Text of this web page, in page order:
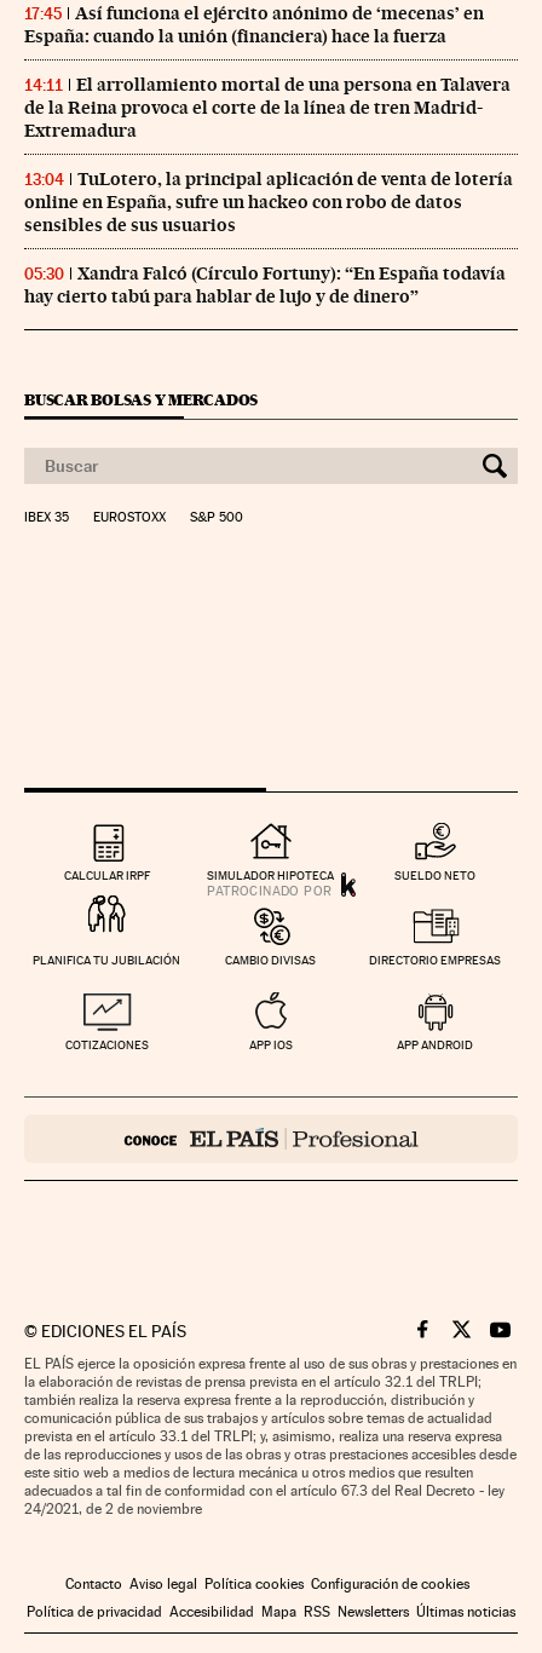
17:45
Así funciona el ejército anónimo de ‘mecenas’ en
España: cuando la unión (financiera) hace la fuerza
14:11
El arrollamiento mortal de una persona en Talavera
de la Reina provoca el corte de la línea de tren Madrid-
Extremadura
13:04
TuLotero, la principal aplicación de venta de lotería
online en España, sufre un hackeo con robo de datos
sensibles de sus usuarios
05:30
Xandra Falcó (Círculo Fortuny): “En España todavía
hay cierto tabú para hablar de lujo y de dinero”
BUSCAR BOLSAS Y MERCADOS
IBEX 35 EUROSTOXX S&P 500
CALCULAR IRPF SIMULADOR HIPOTECA SUELDO NETO
PLANIFICA TU JUBILACIÓN CAMBIO DIVISAS DIRECTORIO EMPRESAS
COTIZACIONES APP IOS APP ANDROID
© EDICIONES EL PAÍS Cinco Días en
Cinco Días
Cinco
EL PAÍS ejerce la oposición expresa frente al uso de sus obras y prestaciones en
la elaboración de revistas de prensa prevista en el artículo 32.1 del TRLPI;
también realiza la reserva expresa frente a la reproducción, distribución y
comunicación pública de sus trabajos y artículos sobre temas de actualidad
prevista en el artículo 33.1 del TRLPI; y, asimismo, realiza una reserva expresa
de las reproducciones y usos de las obras y otras prestaciones accesibles desde
este sitio web a medios de lectura mecánica u otros medios que resulten
adecuados a tal fin de conformidad con el artículo 67.3 del Real Decreto - ley
24/2021, de 2 de noviembre
Contacto Aviso legal Política cookies Configuración de cookies
Política de privacidad Accesibilidad Mapa RSS Newsletters Últimas noticias